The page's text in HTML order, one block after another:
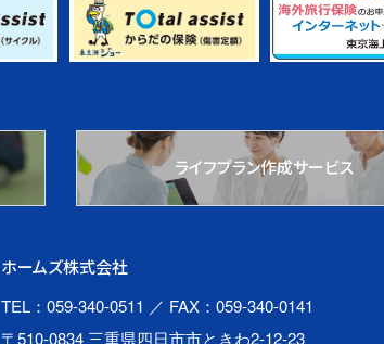
ライフプラン作成サービス
ホームズ株式会社
TEL：059-340-0511 ／ FAX：059-340-0141
〒510-0834 三重県四日市市ときわ2-12-23